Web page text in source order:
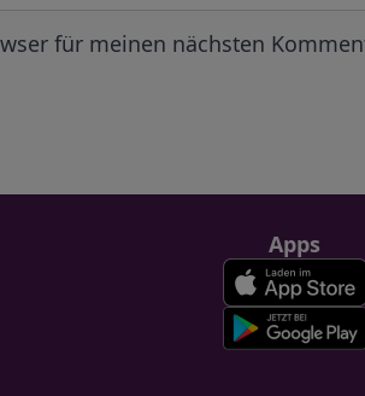
für meinen nächsten
Apps